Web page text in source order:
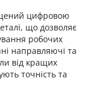
цифровою
що дозволяє
робочих
направляючі та
від кращих
точність та